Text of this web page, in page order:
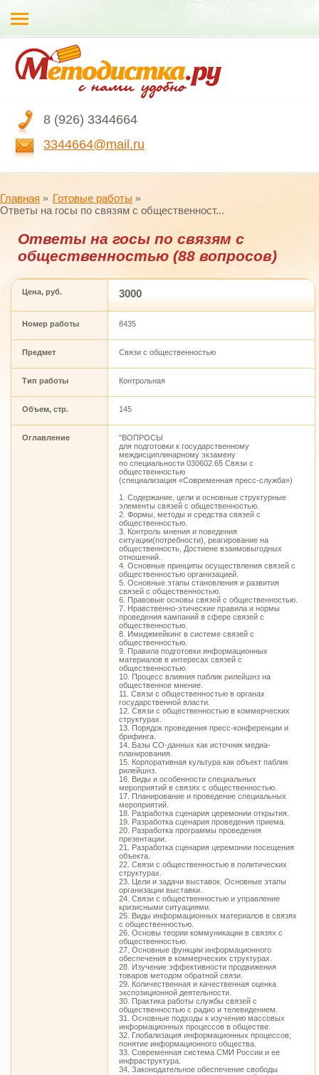
8 (926) 3344664
3344664@mail.ru
Главная
Готовые работы
Ответы на госы по связям с общественност...
Ответы на госы по связям с
общественностью (88 вопросов)
Цена, руб. 3000
Номер работы 8435
Предмет Связи с общественностью
Тип работы Контрольная
Объем, стр. 145
Оглавление
"ВОПРОСЫ
для подготовки к государственному
междисциплинарному экзамену
по специальности 030602.65 Связи с
общественностью
(специализация «Современная пресс-служба»)
1. Содержание, цели и основные структурные
элементы связей с общественностью.
2. Формы, методы и средства связей с
общественностью.
3. Контроль мнения и поведения
ситуации(потребности), реагирование на
общественность, Достиене взаимовыгодных
отношений.
4. Основные принципы осуществления связей с
общественностью организацией.
5. Основные этапы становления и развития
связей с общественностью.
6. Правовые основы связей с общественностью.
7. Нравственно-этические правила и нормы
проведения кампаний в сфере связей с
общественностью.
8. Имиджмейкинг в системе связей с
общественностью.
9. Правила подготовки информационных
материалов в интересах связей с
общественностью.
10. Процесс влияния паблик рилейшнз на
общественное мнение.
11. Связи с общественностью в органах
государственной власти.
12. Связи с общественностью в коммерческих
структурах.
13. Порядок проведения пресс-конференции и
брифинга.
14. Базы СО-данных как источник медиа-
планирования.
15. Корпоративная культура как объект паблик
рилейшнз.
16. Виды и особенности специальных
мероприятий в связях с общественностью.
17. Планирование и проведение специальных
мероприятий.
18. Разработка сценария церемонии открытия.
19. Разработка сценария проведения приема.
20. Разработка программы проведения
презентации.
21. Разработка сценария церемонии посещения
объекта.
22. Связи с общественностью в политических
структурах.
23. Цели и задачи выставок. Основные этапы
организации выставки.
24. Связи с общественностью и управление
кризисными ситуациями.
25. Виды информационных материалов в связях
с общественностью.
26. Основы теории коммуникации в связях с
общественностью.
27. Основные функции информационного
обеспечения в коммерческих структурах.
28. Изучение эффективности продвижения
товаров методом обратной связи.
29. Количественная и качественная оценка
экспозиционной деятельности.
30. Практика работы службы связей с
общественностью с радио и телевидением.
31. Основные подходы к изучению массовых
информационных процессов в обществе.
32. Глобализация информационных процессов;
понятие информационного общества.
33. Современная система СМИ России и ее
инфраструктура.
34. Законодательное обеспечение свободы